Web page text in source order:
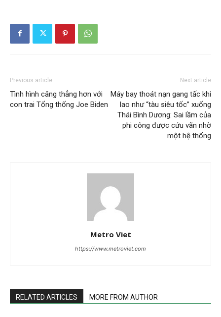
Previous article
Tình hình căng thẳng hơn với
con trai Tổng thống Joe Biden
Next article
Máy bay thoát nạn gang tấc khi
lao như “tàu siêu tốc” xuống
Thái Bình Dương: Sai lầm của
phi công được cứu vãn nhờ
một hệ thống
Metro Viet
https://www.metroviet.com
RELATED ARTICLES MORE FROM AUTHOR